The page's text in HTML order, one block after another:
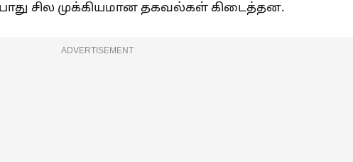
சில முக்கியமான தகவல்கள் கிடைத்தன.
ADVERTISEMENT